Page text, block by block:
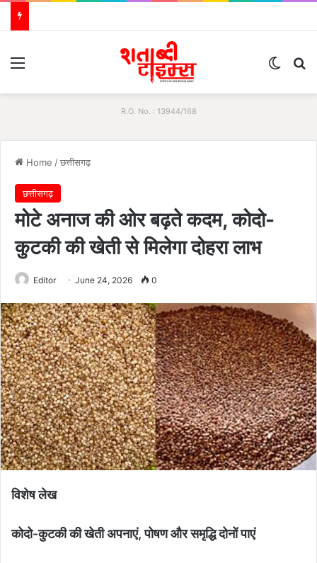
R.O. No. : 13944/168
Home /छत्तीसगढ़
छत्तीसगढ़
मोटे अनाज की ओर बढ़ते कदम, कोदो-
कुटकी की खेती से मिलेगा दोहरा लाभ
Editor June 24, 2026 0
विशेष लेख
कोदो-कुटकी की खेती अपनाएं, पोषण और समृद्धि दोनों पाएं